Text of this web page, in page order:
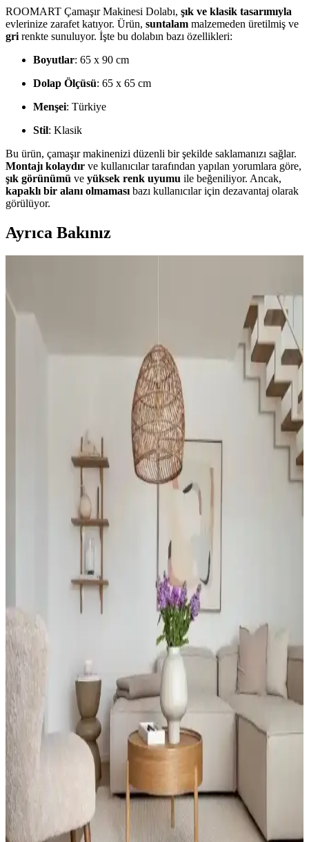
ROOMART Çamaşır Makinesi Dolabı, şık ve klasik tasarımıyla
evlerinize zarafet katıyor. Ürün, suntalam malzemeden üretilmiş ve
gri renkte sunuluyor. İşte bu dolabın bazı özellikleri:
Boyutlar: 65 x 90 cm
Dolap Ölçüsü: 65 x 65 cm
Menşei: Türkiye
Stil: Klasik
Bu ürün, çamaşır makinenizi düzenli bir şekilde saklamanızı sağlar.
Montajı kolaydır ve kullanıcılar tarafından yapılan yorumlara göre,
şık görünümü ve yüksek renk uyumu ile beğeniliyor. Ancak,
kapaklı bir alanı olmaması bazı kullanıcılar için dezavantaj olarak
görülüyor.
Ayrıca Bakınız
Fonksiyonel Tasarımlarla Yaşam Alanlarınızı
Yenileyin
Modern yaşam alanlarınız için şık ve fonksiyonel ev dekor
ürünleriyle estetik ve kullanışlı çözümler sunuyoruz. Kaliteli
malzemeler ve minimalist tasarımlarla yaşam alanlarınızı
Estetik ve İşlevsel Fotoğraf Saklama Kutuları:
Modern Yaşam Alanları İçin Çözüm
Estetik ve işlevsel fotoğraf saklama kutuları, modern tasarımları ve
dayanıklı malzemeleriyle ev ve ofislerde düzeni sağlar, şık çözümler
Evde Dekoratif Tablo Yapımı Rehberi: Adım Adım
Kendi Sanat Eserinizi Yaratın
Ev dekorasyonunu kişiselleştirmenin en güzel yollarından biri, kendi
dekoratif tablonuzu yapmaktır. Bu rehberle malzemeler, tasarım ve
yapım aşamalarını öğrenerek özgün eserler ortaya koyabilirsiniz.
Emsan Bahar Kahvaltı Takımı ve Doğal Masa
Tasarımıyla Şık ve Dayanıklı Dekorasyon
Emsan Bahar kahvaltı takımı, seramik ve cam malzemeleriyle şık ve
pratik, doğal masa konsepti ise sürdürülebilir malzemelerle sıcak ve
modern ortamlar yaratır.
Ev Şıklığını Tamamlayan Oval Paspas Modelleri ve
Dekorasyona Katkıları
Oval paspaslar, ev dekorasyonunuza şıklık katan, dayanıklı ve çeşitli
renk seçenekleriyle estetik ve fonksiyonel çözümler sunar. Giriş ve
iç mekanlarda kullanımı kolaydır.
Karaca Ev ve Mutfak Dekorasyon Ürünleri: Şıklık
ve Fonksiyonellik Bir Arada
Karaca, ev ve mutfak dekorasyonunda şıklık ve fonksiyonelliği bir
arada sunan ürünleriyle öne çıkıyor. Mutfak gereçleri, ev tekstili ve
küçük ev aletleriyle yaşam alanlarınızı güzelleştiriyor.